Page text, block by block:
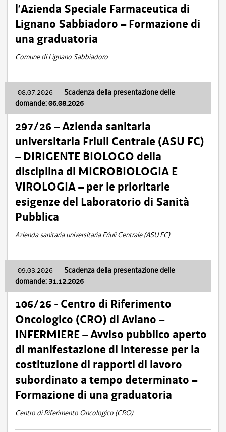
l’Azienda Speciale Farmaceutica di
Lignano Sabbiadoro – Formazione di
una graduatoria
Comune di Lignano Sabbiadoro
08.07.2026 - Scadenza della presentazione delle
domande: 06.08.2026
297/26 – Azienda sanitaria
universitaria Friuli Centrale (ASU FC)
– DIRIGENTE BIOLOGO della
disciplina di MICROBIOLOGIA E
VIROLOGIA – per le prioritarie
esigenze del Laboratorio di Sanità
Pubblica
Azienda sanitaria universitaria Friuli Centrale (ASU FC)
09.03.2026 - Scadenza della presentazione delle
domande: 31.12.2026
106/26 - Centro di Riferimento
Oncologico (CRO) di Aviano –
INFERMIERE – Avviso pubblico aperto
di manifestazione di interesse per la
costituzione di rapporti di lavoro
subordinato a tempo determinato –
Formazione di una graduatoria
Centro di Riferimento Oncologico (CRO)